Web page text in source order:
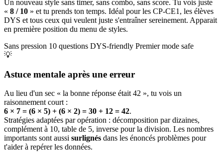
Un nouveau style sans timer, sans combo, sans score. Tu vois juste
« 8 / 10 » et tu prends ton temps. Idéal pour les CP-CE1, les élèves
DYS et tous ceux qui veulent juste s'entraîner sereinement. Apparait
en première position du menu de styles.
Sans pression 10 questions DYS-friendly Premier mode safe
💡
Astuce mentale après une erreur
Au lieu d'un sec « la bonne réponse était 42 », tu vois un
raisonnement court :
6 × 7 = (6 × 5) + (6 × 2) = 30 + 12 = 42.
Stratégies adaptées par opération : décomposition par dizaines,
complément à 10, table de 5, inverse pour la division. Les nombres
importants sont aussi surlignés dans les énoncés problèmes pour
t'aider à repérer les données.